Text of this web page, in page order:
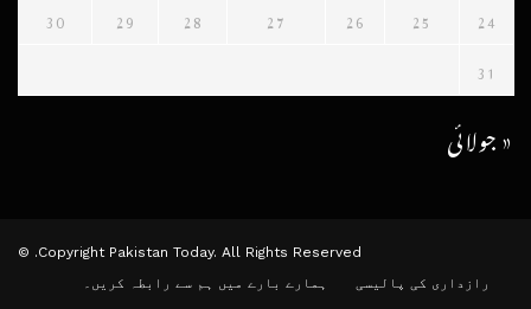
24
25
26
27
28
29
30
31
« جولائی
Copyright Pakistan Today. All Rights Reserved. ©
رازداری کی پالیسی
ہمارے بارے میں ہم سے رابطہ کریں۔